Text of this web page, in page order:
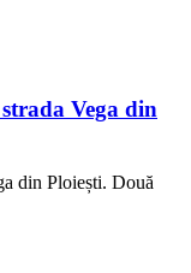
Vega din
din Ploiești. Două